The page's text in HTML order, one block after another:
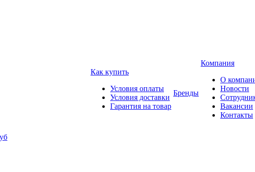
Как купить
Условия оплаты
Условия доставки
Гарантия на товар
Бренды
Компания
О
Новости
Вакансии
Контакты